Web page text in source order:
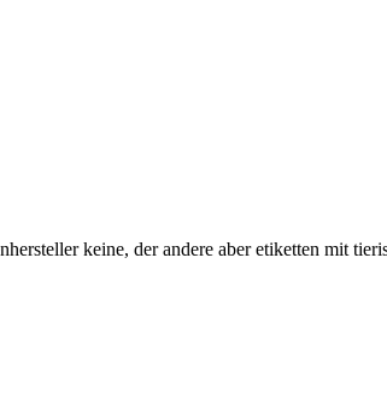
keine, der andere aber etiketten mit